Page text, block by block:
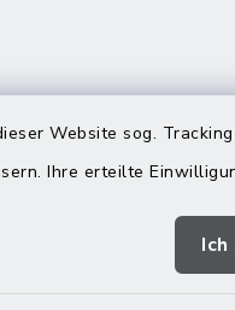
Website sog.
Ihre erteilte
Rathaus in
Kirchplatz 9
83558 Maitenbeth
08076 9166-0